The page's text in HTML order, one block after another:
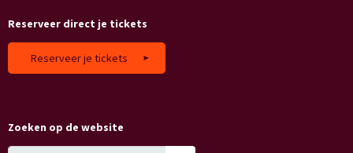
Reserveer direct je tickets
Reserveer je tickets
Zoeken op de website